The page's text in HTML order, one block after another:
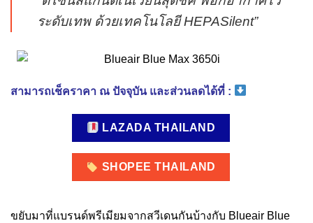
ระดับเทพ ด้วยเทคโนโลยี HEPASilent”
สามารถเช็คราคา ณ ปัจจุบัน และส่วนลดได้ที่ :
LAZADA THAILAND
SHOPEE THAILAND
ขยับมาที่แบรนด์พรีเมียมจากสวีเดนกันบ้างกับ Blueair Blue